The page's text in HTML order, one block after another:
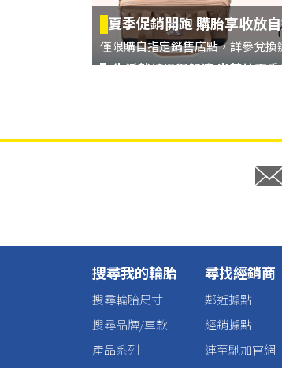
夏季促銷開跑 購胎享收放
僅限購自指定銷售店點，詳參兌換
▌生活就該過得舒適 米其林夏
▌活動登錄：請至米其林官方
夏季購胎不緊繃 鬆開心情過得
搜尋我的輪胎
搜尋輪胎尺寸
搜尋品牌/車款
產品系列
尋找經銷商
鄰近據點
經銷據點
連至馳加官網